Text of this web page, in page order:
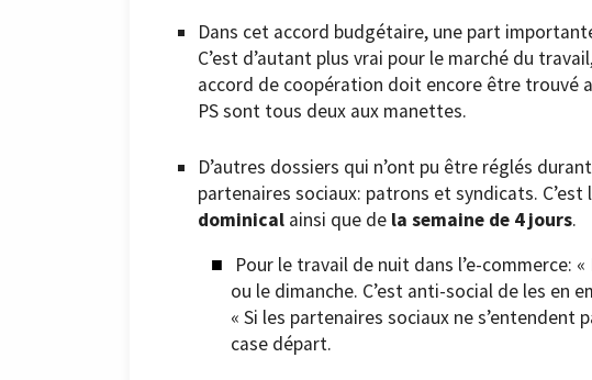
Dans cet accord budgétaire, une part
C’est d’autant plus vrai pour le marché du
accord de coopération doit encore être trouvé
PS sont tous deux aux manettes.
D’autres dossiers qui n’ont pu être réglés
partenaires sociaux: patrons et syndicats. C’est
dominical ainsi que de la semaine de 4 jours.
Pour le travail de nuit dans l’e-commerce:
ou le dimanche. C’est anti-social de les en
« Si les partenaires sociaux ne s’entendent
case départ.